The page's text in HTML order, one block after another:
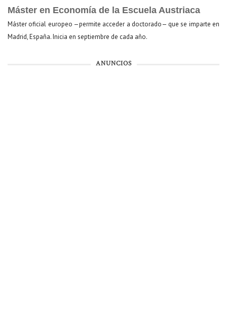
Máster en Economía de la Escuela Austriaca
Máster oficial europeo —permite acceder a doctorado— que se imparte en
Madrid, España. Inicia en septiembre de cada año.
ANUNCIOS